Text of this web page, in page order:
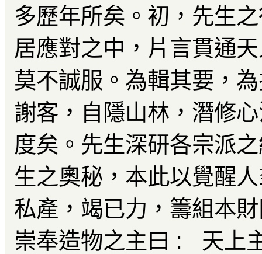
多歷年所矣。初，先生
居應對之中，片言貫通
莫不誠服。為輯其要，
謝客，自隱山林，潛修
度矣。先生深研各宗派
生之奧秘，本此以覺醒
私產，竭已力，籌組本
崇奉造物之主曰 : 天上